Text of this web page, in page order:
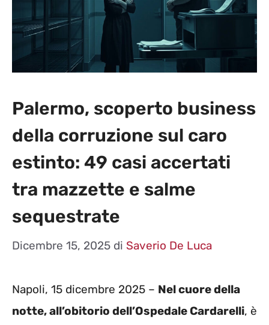
Palermo, scoperto business
della corruzione sul caro
estinto: 49 casi accertati
tra mazzette e salme
sequestrate
Dicembre 15, 2025 di Saverio De Luca
Napoli, 15 dicembre 2025 – Nel cuore della
notte, all’obitorio dell’Ospedale Cardarelli, è